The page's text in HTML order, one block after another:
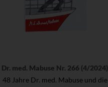
Dr. med. Mabuse Nr. 266 (4/2024)
48 Jahre Dr. med. Mabuse und die